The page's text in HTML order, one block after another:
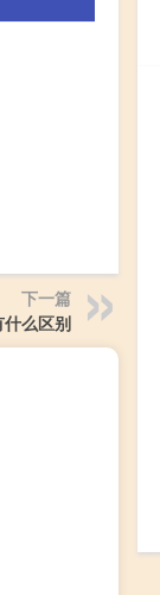
下一篇
么区别